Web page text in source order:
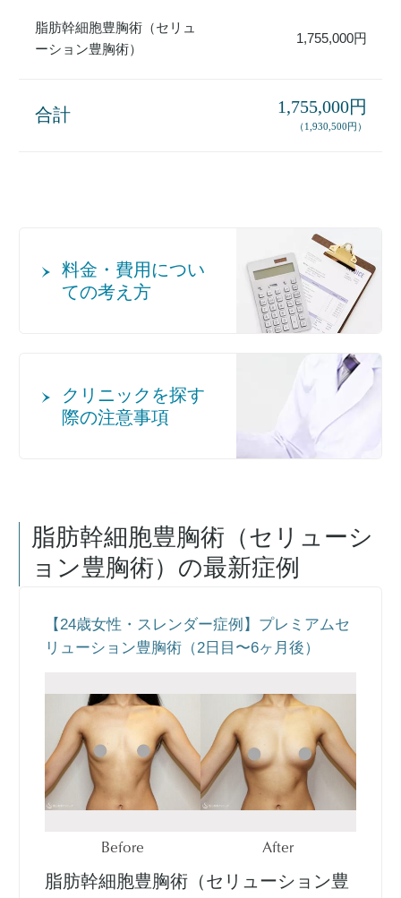
脂肪幹細胞豊胸術（セリュ
ーション豊胸術）
1,755,000円
合計 1,755,000円
（1,930,500円）
料金・費用につい
ての考え方
クリニックを探す
際の注意事項
脂肪幹細胞豊胸術（セリューシ
ョン豊胸術） の最新症例
【24歳女性・スレンダー症例】プレミアムセ
リューション豊胸術（2日目〜6ヶ月後）
Before After
脂肪幹細胞豊胸術（セリューション豊